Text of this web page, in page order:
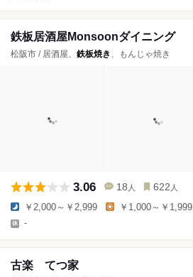
鉄板居酒屋Monsoonダイニング
松阪市 / 居酒屋、 鉄板焼き 、もんじゃ焼き
3.06 18 人 622 人
￥2,000～￥2,999 ￥1,000～￥1,999
-
古楽 てつ家